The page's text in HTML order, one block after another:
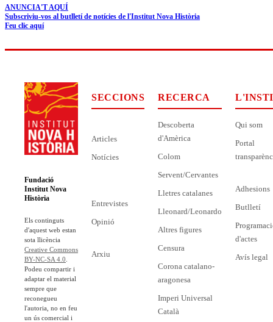
ANUNCIA'T AQUÍ
Subscriviu-vos al butlletí de notícies de l'Institut Nova Història
Feu clic aquí
Fundació
Institut Nova
Història
Els continguts
d'aquest web estan
sota llicència
Creative Commons
BY-NC-SA 4.0
Podeu compartir i
adaptar el material
sempre que
reconegueu
l'autoria, no en feu
un ús comercial i
SECCIONS
Articles
Notícies
Entrevistes
Opinió
Arxiu
RECERCA
Descoberta
d'Amèrica
Colom
Servent/Cervantes
Lletres catalanes
Lleonard/Leonardo
Altres figures
Censura
Corona catalano-
aragonesa
Imperi Universal
Català
Qui som
Portal
Adhesions
Butlletí
d'actes
Avís legal